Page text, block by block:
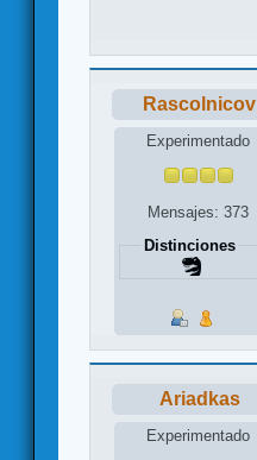
Rascolnicov
Experimentado
Mensajes: 373
Distinciones
Ariadkas
Experimentado